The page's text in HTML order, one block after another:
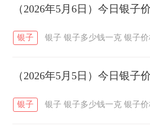
（2026年5月6日）今日银
银子 银子 银子多少钱一克 银子价
（2026年5月5日）今日银
银子 银子 银子多少钱一克 银子价